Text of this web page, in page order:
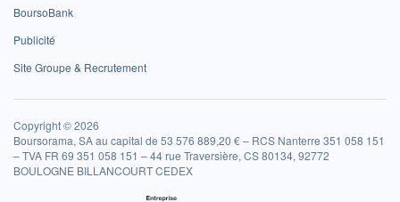
BoursoBank
Publicité
Site Groupe & Recrutement
Copyright © 2026
Boursorama, SA au capital de 53 576 889,20 € – RCS Nanterre 351 058 151
– TVA FR 69 351 058 151 – 44 rue Traversière, CS 80134, 92772
BOULOGNE BILLANCOURT CEDEX